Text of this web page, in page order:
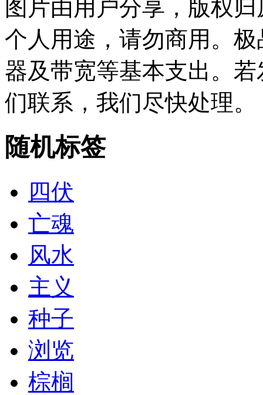
图片由用户分享，版权
个人用途，请勿商用。
器及带宽等基本支出。
们联系，我们尽快处理。
随机标签
四伏
亡魂
风水
主义
种子
浏览
棕榈